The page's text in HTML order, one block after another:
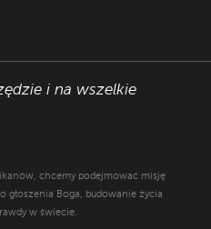
i na wszelkie
chcemy podejmować misję
głoszenia Boga, budowanie życia
w świecie.